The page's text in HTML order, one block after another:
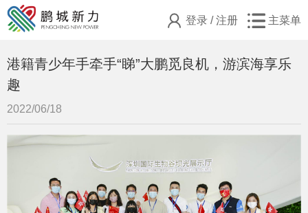
登录 /注册 主菜单
​港籍青少年手牵手“睇”大鹏觅良机，游滨海享乐
趣
2022/06/18